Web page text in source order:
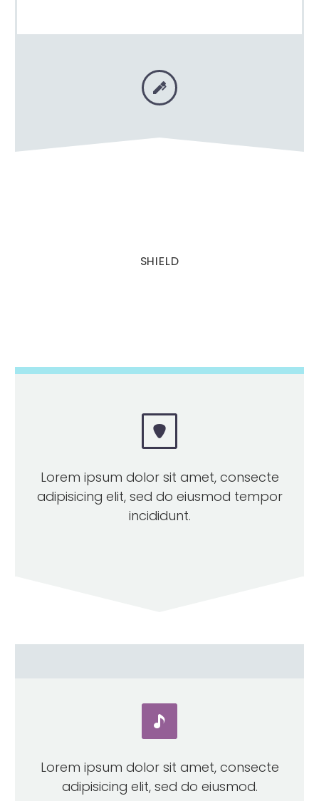


SHIELD


Lorem ipsum dolor sit amet, consecte
adipisicing elit, sed do eiusmod tempor
incididunt.


Lorem ipsum dolor sit amet, consecte
adipisicing elit, sed do eiusmod.